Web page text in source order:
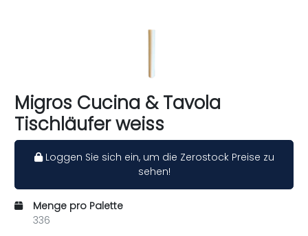
Migros Cucina & Tavola
Tischläufer weiss
Loggen Sie sich ein, um die Zerostock Preise zu
sehen!
Menge pro Palette
336